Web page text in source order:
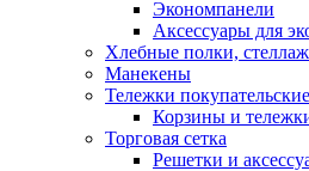
Экономпанели
Аксессуары для
Хлебные полки,
Манекены
Тележки
Корзины и
Торговая сетка
Решетки и